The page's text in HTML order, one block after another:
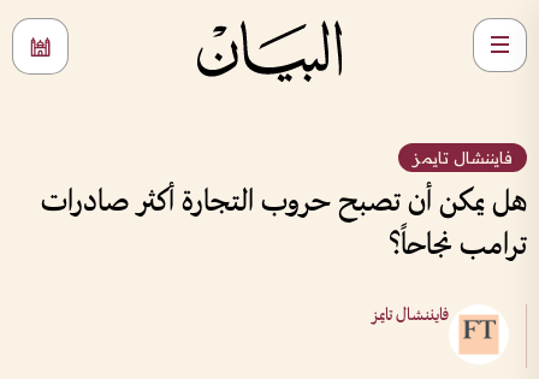
فايننشال تايمز
هل يمكن أن تصبح حروب التجارة أكثر صادرات
ترامب نجاحاً؟
فايننشال تايمز